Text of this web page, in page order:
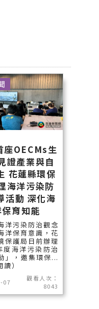
座OECMs生
證產業與自
花蓮縣環保
海洋污染防
活動 深化海
育知能
洋污染防治觀念
洋保育意識，花
保護局日前辦理
度海洋污染防治
」，邀集環保...
讀）
07
觀看人次：
8043